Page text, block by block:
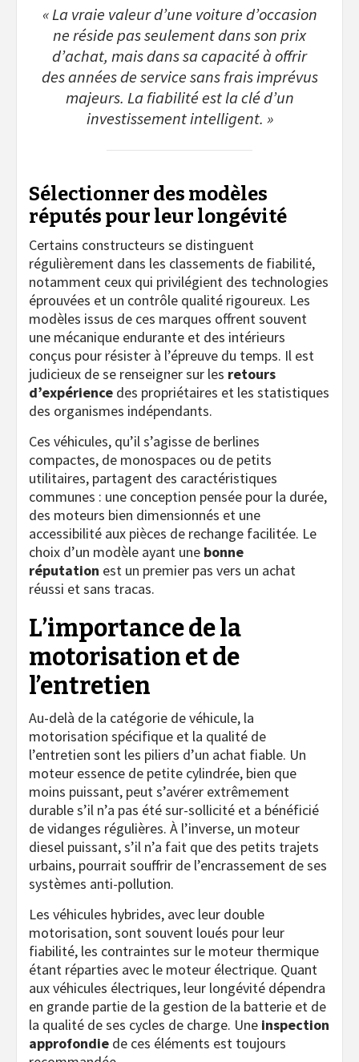
« La vraie valeur d’une voiture d’occasion
ne réside pas seulement dans son prix
d’achat, mais dans sa capacité à offrir
des années de service sans frais imprévus
majeurs. La fiabilité est la clé d’un
investissement intelligent. »
Sélectionner des modèles
réputés pour leur longévité
Certains constructeurs se distinguent
régulièrement dans les classements de fiabilité,
notamment ceux qui privilégient des technologies
éprouvées et un contrôle qualité rigoureux. Les
modèles issus de ces marques offrent souvent
une mécanique endurante et des intérieurs
conçus pour résister à l’épreuve du temps. Il est
judicieux de se renseigner sur les retours
d’expérience des propriétaires et les statistiques
des organismes indépendants.
Ces véhicules, qu’il s’agisse de berlines
compactes, de monospaces ou de petits
utilitaires, partagent des caractéristiques
communes : une conception pensée pour la durée,
des moteurs bien dimensionnés et une
accessibilité aux pièces de rechange facilitée. Le
choix d’un modèle ayant une bonne
réputation est un premier pas vers un achat
réussi et sans tracas.
L’importance de la
motorisation et de
l’entretien
Au-delà de la catégorie de véhicule, la
motorisation spécifique et la qualité de
l’entretien sont les piliers d’un achat fiable. Un
moteur essence de petite cylindrée, bien que
moins puissant, peut s’avérer extrêmement
durable s’il n’a pas été sur-sollicité et a bénéficié
de vidanges régulières. À l’inverse, un moteur
diesel puissant, s’il n’a fait que des petits trajets
urbains, pourrait souffrir de l’encrassement de ses
systèmes anti-pollution.
Les véhicules hybrides, avec leur double
motorisation, sont souvent loués pour leur
fiabilité, les contraintes sur le moteur thermique
étant réparties avec le moteur électrique. Quant
aux véhicules électriques, leur longévité dépendra
en grande partie de la gestion de la batterie et de
la qualité de ses cycles de charge. Une inspection
approfondie de ces éléments est toujours